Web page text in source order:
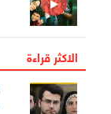
الاكثر قراءة